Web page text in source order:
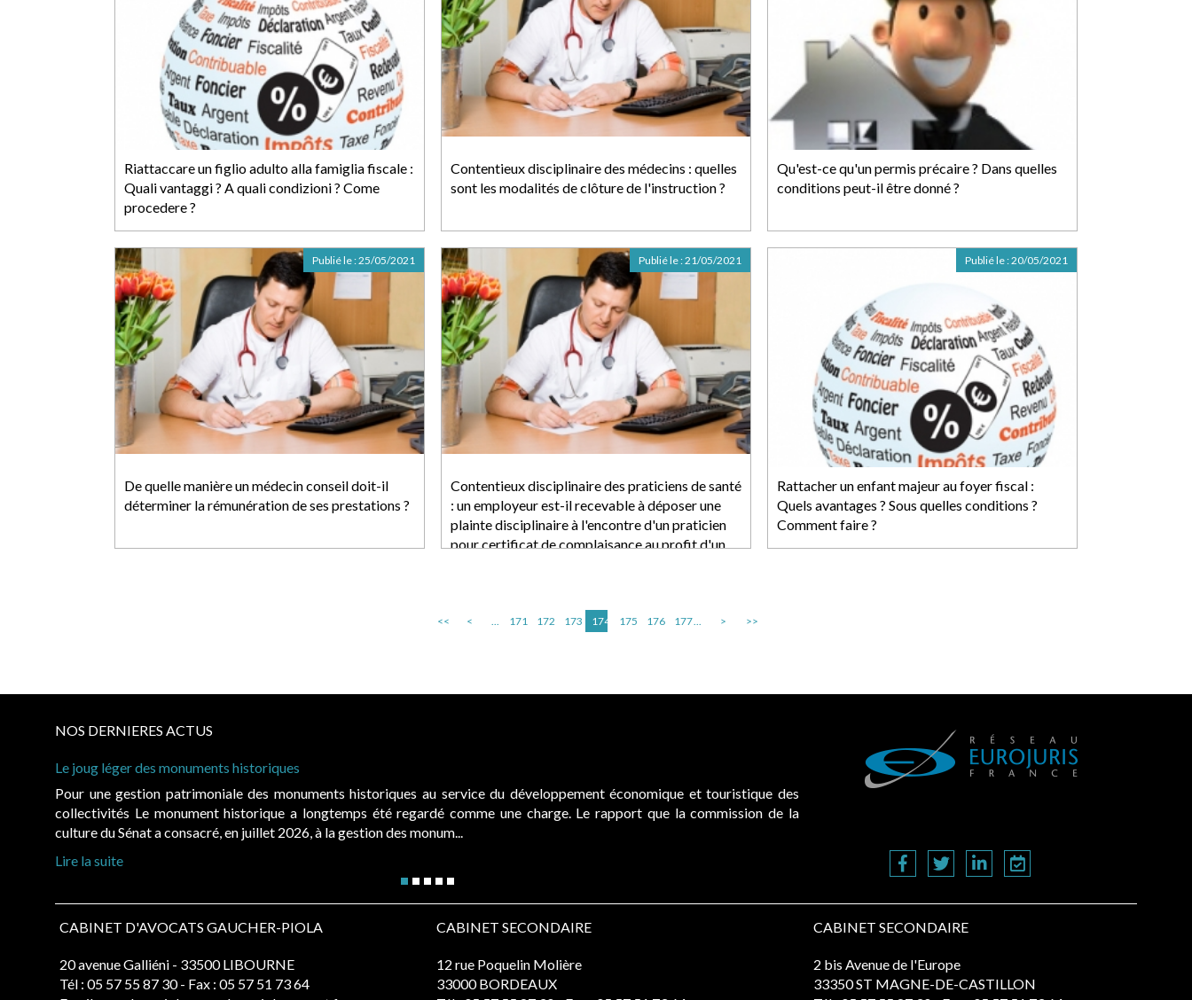
Riattaccare un figlio adulto alla famiglia fiscale :
Quali vantaggi ? A quali condizioni ? Come
procedere ?
Contentieux disciplinaire des médecins : quelles
sont les modalités de clôture de l'instruction ?
Qu'est-ce qu'un permis précaire ? Dans quelles
conditions peut-il être donné ?
De quelle manière un médecin conseil doit-il
déterminer la rémunération de ses prestations ?
Publié le :25/05/2021
Contentieux disciplinaire des praticiens de santé
: un employeur est-il recevable à déposer une
plainte disciplinaire à l'encontre d'un praticien
pour certificat de complaisance au profit d'un
Publié le :21/05/2021
Rattacher un enfant majeur au foyer fiscal :
Quels avantages ? Sous quelles conditions ?
Comment faire ?
Publié le :20/05/2021
<< < ... 171 172 173 174 175 176 177... > >>
NOS DERNIERES ACTUS
Le joug léger des monuments historiques
Pour une gestion patrimoniale des monuments historiques au service du développement économique et touristique des
collectivités Le monument historique a longtemps été regardé comme une charge. Le rapport que la commission de la
culture du Sénat a consacré, en juillet 2026, à la gestion des monum...
Lire la suite
CABINET D'AVOCATS GAUCHER-PIOLA
20 avenue Galliéni - 33500 LIBOURNE
Tél : 05 57 55 87 30 - Fax : 05 57 51 73 64
CABINET SECONDAIRE
12 rue Poquelin Molière
33000 BORDEAUX
CABINET SECONDAIRE
2 bis Avenue de l'Europe
33350 ST MAGNE-DE-CASTILLON